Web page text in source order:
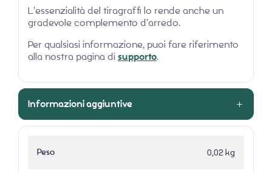
L’essenzialità del tiragraffi lo rende anche un
gradevole complemento d’arredo.
Per qualsiasi informazione, puoi fare riferimento
alla nostra pagina disupporto.
Informazioni aggiuntive
Peso 0,02 kg